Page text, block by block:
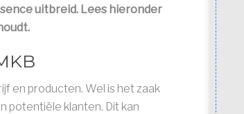
uitbreid. Lees hieronder
en producten. Wel is het zaak
potentiële klanten. Dit kan